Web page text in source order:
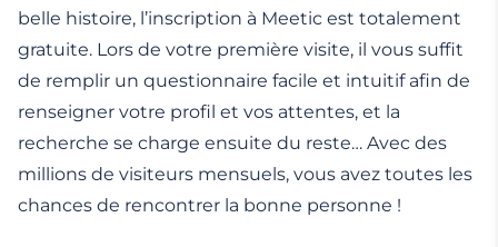
belle histoire, l’inscription à Meetic est totalement
gratuite. Lors de votre première visite, il vous suffit
de remplir un questionnaire facile et intuitif afin de
renseigner votre profil et vos attentes, et la
recherche se charge ensuite du reste… Avec des
millions de visiteurs mensuels, vous avez toutes les
chances de rencontrer la bonne personne !